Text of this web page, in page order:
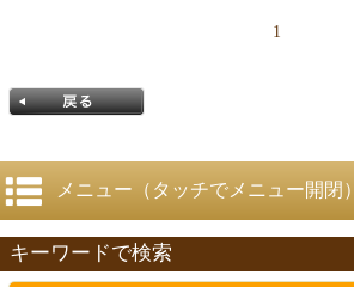
1
戻る
メニュー（タッチでメニュー開閉）
キーワードで検索